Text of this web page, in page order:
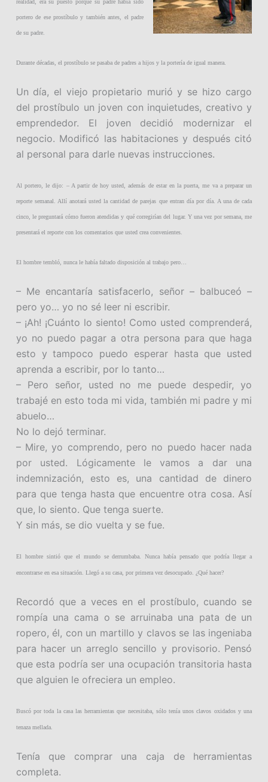
realidad, era su puesto porque su padre había sido
portero de ese prostíbulo y también antes, el padre
de su padre.
Durante décadas, el prostíbulo se pasaba de padres a hijos y la portería de igual manera.
Un día, el viejo propietario murió y se hizo cargo
del prostíbulo un joven con inquietudes, creativo y
emprendedor. El joven decidió modernizar el
negocio. Modificó las habitaciones y después citó
al personal para darle nuevas instrucciones.
Al portero, le dijo: – A partir de hoy usted, además de estar en la puerta, me va a preparar un
reporte semanal. Allí anotará usted la cantidad de parejas que entran día por día. A una de cada
cinco, le preguntará cómo fueron atendidas y qué corregirían del lugar. Y una vez por semana, me
presentará el reporte con los comentarios que usted crea convenientes.
El hombre tembló, nunca le había faltado disposición al trabajo pero…
– Me encantaría satisfacerlo, señor – balbuceó –
pero yo… yo no sé leer ni escribir.
– ¡Ah! ¡Cuánto lo siento! Como usted comprenderá,
yo no puedo pagar a otra persona para que haga
esto y tampoco puedo esperar hasta que usted
aprenda a escribir, por lo tanto…
– Pero señor, usted no me puede despedir, yo
trabajé en esto toda mi vida, también mi padre y mi
abuelo…
No lo dejó terminar.
– Mire, yo comprendo, pero no puedo hacer nada
por usted. Lógicamente le vamos a dar una
indemnización, esto es, una cantidad de dinero
para que tenga hasta que encuentre otra cosa. Así
que, lo siento. Que tenga suerte.
Y sin más, se dio vuelta y se fue.
El hombre sintió que el mundo se derrumbaba. Nunca había pensado que podría llegar a
encontrarse en esa situación. Llegó a su casa, por primera vez desocupado. ¿Qué hacer?
Recordó que a veces en el prostíbulo, cuando se
rompía una cama o se arruinaba una pata de un
ropero, él, con un martillo y clavos se las ingeniaba
para hacer un arreglo sencillo y provisorio. Pensó
que esta podría ser una ocupación transitoria hasta
que alguien le ofreciera un empleo.
Buscó por toda la casa las herramientas que necesitaba, sólo tenía unos clavos oxidados y una
tenaza mellada.
Tenía que comprar una caja de herramientas
completa.